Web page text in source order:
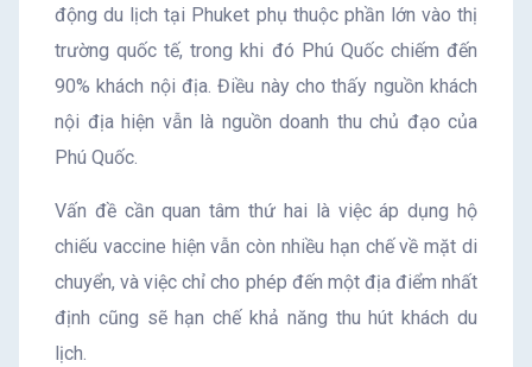
động du lịch tại Phuket phụ thuộc phần lớn vào thị
trường quốc tế, trong khi đó Phú Quốc chiếm đến
90% khách nội địa. Điều này cho thấy nguồn khách
nội địa hiện vẫn là nguồn doanh thu chủ đạo của
Phú Quốc.
Vấn đề cần quan tâm thứ hai là việc áp dụng hộ
chiếu vaccine hiện vẫn còn nhiều hạn chế về mặt di
chuyển, và việc chỉ cho phép đến một địa điểm nhất
định cũng sẽ hạn chế khả năng thu hút khách du
lịch.